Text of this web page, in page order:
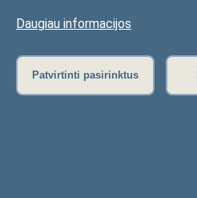
Daugiau informacijos
Patvirtinti pasirinktus